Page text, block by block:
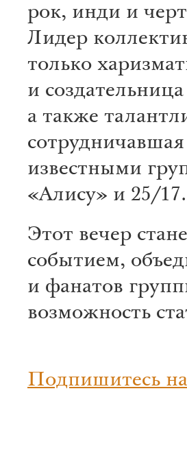
рок, инди и
Лидер
только
и
а также
известными
«Алису» и 25/17.
Этот вечер
событием,
и фанатов
возможность
Подпишитесь